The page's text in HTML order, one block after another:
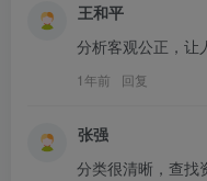
王和平
分析客观公正，让
1年前 回复
张强
分类很清晰，查找